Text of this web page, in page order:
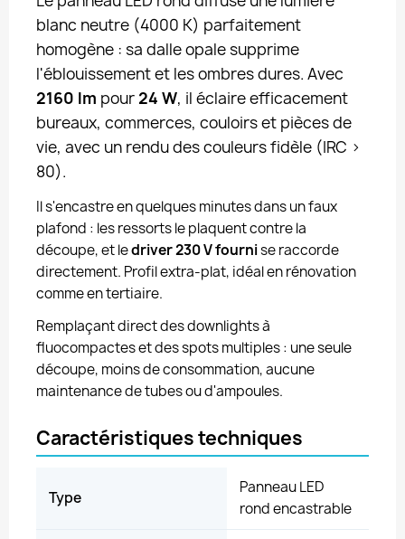
blanc neutre (4000 K) parfaitement
homogène : sa dalle opale supprime
l'éblouissement et les ombres dures. Avec
2160 lm pour 24 W, il éclaire efficacement
bureaux, commerces, couloirs et pièces de
vie, avec un rendu des couleurs fidèle (IRC >
80).
Il s'encastre en quelques minutes dans un faux
plafond : les ressorts le plaquent contre la
découpe, et ledriver 230 V fournise raccorde
directement. Profil extra-plat, idéal en rénovation
comme en tertiaire.
Remplaçant direct des downlights à
fluocompactes et des spots multiples : une seule
découpe, moins de consommation, aucune
maintenance de tubes ou d'ampoules.
Caractéristiques techniques
Type
Panneau LED
rond encastrable